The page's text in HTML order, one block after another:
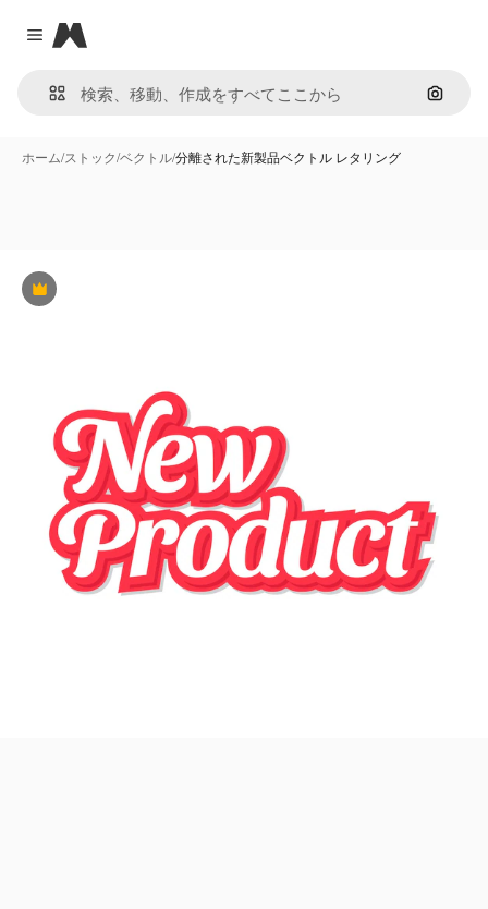
Close menu
Magnific
画像で
ホーム/ストック/ベクトル/分離された新製品ベクトル レタリング
Premium